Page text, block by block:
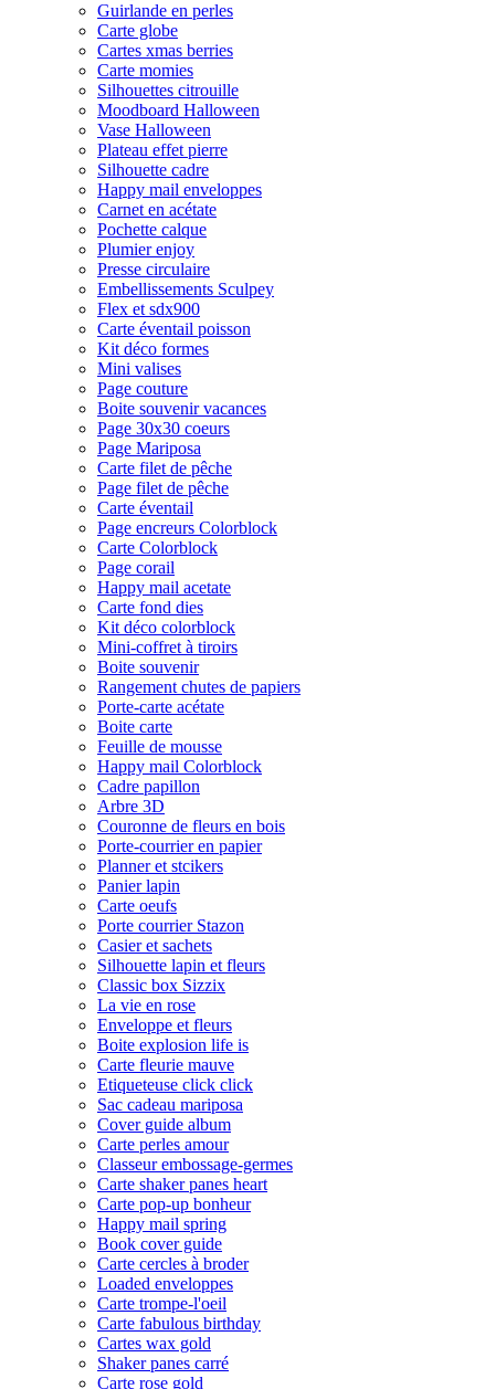
Guirlande en perles
Carte globe
Cartes xmas berries
Carte momies
Silhouettes citrouille
Moodboard Halloween
Vase Halloween
Plateau effet pierre
Silhouette cadre
Happy mail enveloppes
Carnet en acétate
Pochette calque
Plumier enjoy
Presse circulaire
Embellissements Sculpey
Flex et sdx900
Carte éventail poisson
Kit déco formes
Mini valises
Page couture
Boite souvenir vacances
Page 30x30 coeurs
Page Mariposa
Carte filet de pêche
Page filet de pêche
Carte éventail
Page encreurs Colorblock
Carte Colorblock
Page corail
Happy mail acetate
Carte fond dies
Kit déco colorblock
Mini-coffret à tiroirs
Boite souvenir
Rangement chutes de papiers
Porte-carte acétate
Boite carte
Feuille de mousse
Happy mail Colorblock
Cadre papillon
Arbre 3D
Couronne de fleurs en bois
Porte-courrier en papier
Planner et stcikers
Panier lapin
Carte oeufs
Porte courrier Stazon
Casier et sachets
Silhouette lapin et fleurs
Classic box Sizzix
La vie en rose
Enveloppe et fleurs
Boite explosion life is
Carte fleurie mauve
Etiqueteuse click click
Sac cadeau mariposa
Cover guide album
Carte perles amour
Classeur embossage-germes
Carte shaker panes heart
Carte pop-up bonheur
Happy mail spring
Book cover guide
Carte cercles à broder
Loaded enveloppes
Carte trompe-l'oeil
Carte fabulous birthday
Cartes wax gold
Shaker panes carré
Carte rose gold